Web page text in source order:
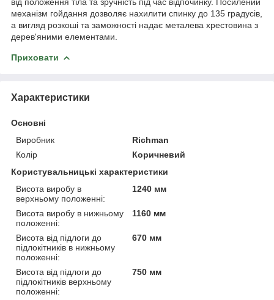
механізм гойдання дозволяє нахилити спинку до 135 градусів,
а вигляд розкоші та заможності надає металева хрестовина з
дерев'яними елементами.
Приховати
Характеристики
Основні
Виробник
Richman
Колір
Коричневий
Користувальницькі характеристики
Висота виробу в
верхньому положенні:
1240 мм
Висота виробу в нижньому
положенні:
1160 мм
Висота від підлоги до
підлокітників в нижньому
положенні:
670 мм
Висота від підлоги до
підлокітників верхньому
положенні:
750 мм